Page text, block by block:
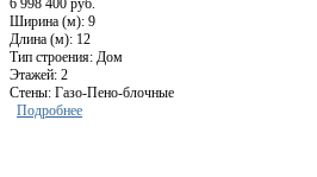
6 998 400 руб.
Ширина (м): 9
Длина (м): 12
Тип строения: Дом
Этажей: 2
Стены: Газо-Пено-блочные
Подробнее